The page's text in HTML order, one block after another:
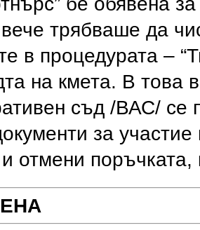
трябваше да
в процедурата –
на кмета. В това
съд /ВАС/ се
за
отмени